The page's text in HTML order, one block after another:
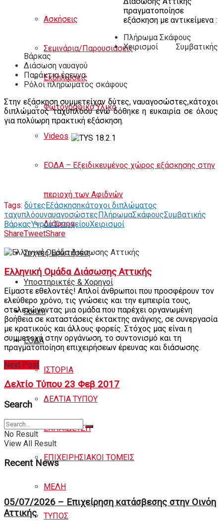
Ασκήσεις
Σεμινάρια/Παρουσιάσεις
Εκδηλώσεις
Φωτογραφικό Υλικό
Videos
ΕΟΔΑ – Εξειδικευμένος χώρος εξάσκησης στην
περιοχή των Αφιδνών
Διάφορα
Συχνές Ερωτήσεις
Υποστηρικτές & Χορηγοί
Forum
ΕΟΔA
ΙΣΤΟΡΙΑ
ΔΕΛΤΙΑ ΤΥΠΟΥ
ΕΚΠΑΙΔΕΥΣΗ
ΕΠΙΧΕΙΡΗΣΙΑΚΟΙ ΤΟΜΕΙΣ
ΜΕΛΗ
ΤΥΠΟΣ
πραγματοποίησε
εξάσκηση με αντικείμενα :
Πλήρωμα Σκάφους
Χειρισμοί Συμβατικής
Βάρκας
Διάσωση ναυαγού
Παράκτια έρευνα
Ρόλοι πληρώματος σκάφους
Στην εξάσκηση συμμετείχαν δύτες, ναυαγοσώστες,κάτοχοι
διπλώματος ταχυπλόου ενώ δόθηκε η ευκαιρία σε όλους
για πολύωρη πρακτική εξάσκηση.
Tags: δύτεςΕξάσκησηκάτοχοι διπλώματος
ταχυπλόουναυαγοσώστεςΠλήρωμαΣκάφουςΣυμβατικής
ΒάρκαςΥγρού ΣτοιχείουΧειρισμοί
ShareTweetShare
Ελληνική Ομάδα Διάσωσης Αττικής
Είμαστε εθελοντές! Απλοί άνθρωποι που προσφέρουν τον
ελεύθερο χρόνο, τις γνώσεις και την εμπειρία τους,
στελεχώνοντας μια ομάδα που παρέχει οργανωμένη
βοήθεια σε καταστάσεις έκτακτης ανάγκης, σε συνεργασία
με κρατικούς και άλλους φορείς. Στόχος μας είναι η
συμμετοχή στην οργάνωση, το συντονισμό και τη
πραγματοποίηση επιχειρήσεων έρευνας και διάσωσης.
Next Post
Δελτίο Τύπου 23 Φεβ 2017
Search
No Result
View All Result
Recent News
05/07/2026 – Επιχείρηση κατάσβεσης στην Οινόη
Αττικής